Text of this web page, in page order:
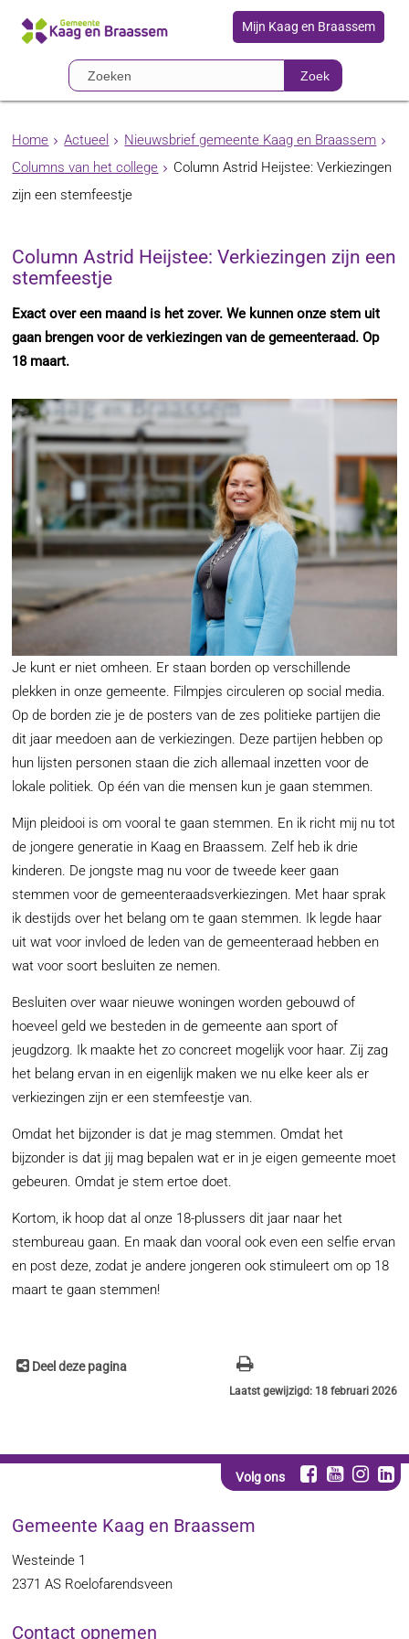
Mijn Kaag en Braassem
Zoek
Home Actueel
Nieuwsbrief gemeente Kaag en Braassem
Columns van het college
Column Astrid Heijstee: Verkiezingen
zijn een stemfeestje
Column Astrid Heijstee: Verkiezingen zijn een
stemfeestje
Exact over een maand is het zover. We kunnen onze stem uit
gaan brengen voor de verkiezingen van de gemeenteraad. Op
18 maart.
Je kunt er niet omheen. Er staan borden op verschillende
plekken in onze gemeente. Filmpjes circuleren op social media.
Op de borden zie je de posters van de zes politieke partijen die
dit jaar meedoen aan de verkiezingen. Deze partijen hebben op
hun lijsten personen staan die zich allemaal inzetten voor de
lokale politiek. Op één van die mensen kun je gaan stemmen.
Mijn pleidooi is om vooral te gaan stemmen. En ik richt mij nu tot
de jongere generatie in Kaag en Braassem. Zelf heb ik drie
kinderen. De jongste mag nu voor de tweede keer gaan
stemmen voor de gemeenteraadsverkiezingen. Met haar sprak
ik destijds over het belang om te gaan stemmen. Ik legde haar
uit wat voor invloed de leden van de gemeenteraad hebben en
wat voor soort besluiten ze nemen.
Besluiten over waar nieuwe woningen worden gebouwd of
hoeveel geld we besteden in de gemeente aan sport of
jeugdzorg. Ik maakte het zo concreet mogelijk voor haar. Zij zag
het belang ervan in en eigenlijk maken we nu elke keer als er
verkiezingen zijn er een stemfeestje van.
Omdat het bijzonder is dat je mag stemmen. Omdat het
bijzonder is dat jij mag bepalen wat er in je eigen gemeente moet
gebeuren. Omdat je stem ertoe doet.
Kortom, ik hoop dat al onze 18-plussers dit jaar naar het
stembureau gaan. En maak dan vooral ook even een selfie ervan
en post deze, zodat je andere jongeren ook stimuleert om op 18
maart te gaan stemmen!
Deel deze pagina
Laatst gewijzigd: 18 februari 2026
Volg ons
Gemeente Kaag en Braassem
Westeinde 1
2371 AS Roelofarendsveen
Contact opnemen